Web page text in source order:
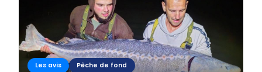
Les avis Pêche de fond